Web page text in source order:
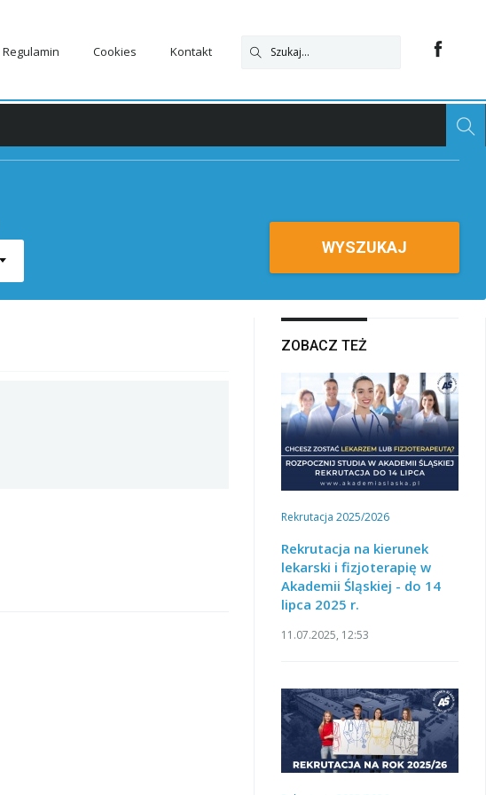
Regulamin Cookies Kontakt
WYSZUKAJ
ZOBACZ TEŻ
Rekrutacja 2025/2026
Rekrutacja na kierunek
lekarski i fizjoterapię w
Akademii Śląskiej - do 14
lipca 2025 r.
11.07.2025, 12:53